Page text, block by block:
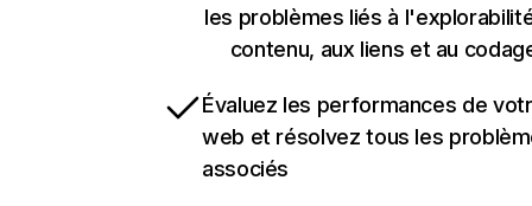
les problèmes liés à
contenu, aux liens et au
Évaluez les performances de
web et résolvez tous les
associés